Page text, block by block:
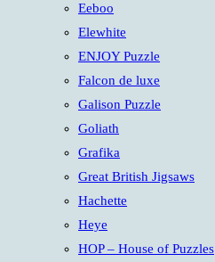
Eeboo
Elewhite
ENJOY Puzzle
Falcon de luxe
Galison Puzzle
Goliath
Grafika
Great British Jigsaws
Hachette
Heye
HOP – House of Puzzles